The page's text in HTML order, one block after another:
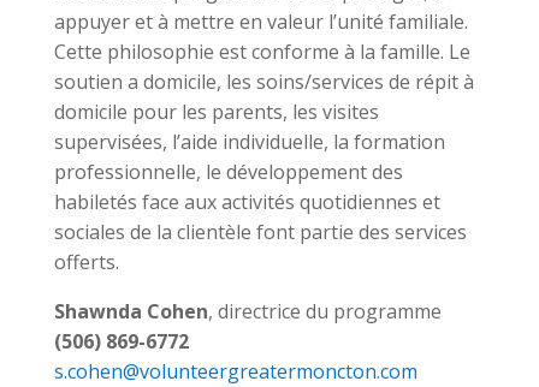
appuyer et à mettre en valeur l’unité familiale.
Cette philosophie est conforme à la famille. Le
soutien a domicile, les soins/services de répit à
domicile pour les parents, les visites
supervisées, l’aide individuelle, la formation
professionnelle, le développement des
habiletés face aux activités quotidiennes et
sociales de la clientèle font partie des services
offerts.
Shawnda Cohen, directrice du programme
(506) 869-6772
s.cohen@volunteergreatermoncton.com